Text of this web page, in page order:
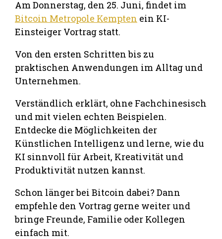
Am Donnerstag, den 25. Juni, findet im
Bitcoin Metropole Kempten ein KI-
Einsteiger Vortrag statt.
Von den ersten Schritten bis zu
praktischen Anwendungen im Alltag und
Unternehmen.
Verständlich erklärt, ohne Fachchinesisch
und mit vielen echten Beispielen.
Entdecke die Möglichkeiten der
Künstlichen Intelligenz und lerne, wie du
KI sinnvoll für Arbeit, Kreativität und
Produktivität nutzen kannst.
Schon länger bei Bitcoin dabei? Dann
empfehle den Vortrag gerne weiter und
bringe Freunde, Familie oder Kollegen
einfach mit.